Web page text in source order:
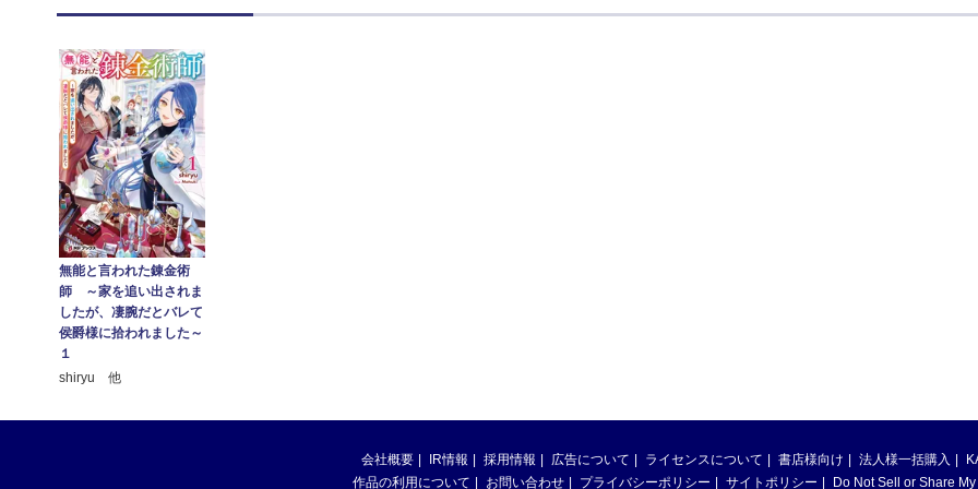
無能と言われた錬金術
師 ～家を追い出されま
したが、凄腕だとバレて
侯爵様に拾われました～
１
shiryu 他
会社概要 IR情報 採用情報 広告について ライセンスについて 書店様向け 法人様一括購入
作品の利用について
お問い合わせ プライバシーポリシー サイトポリシー Do Not Sell or Share